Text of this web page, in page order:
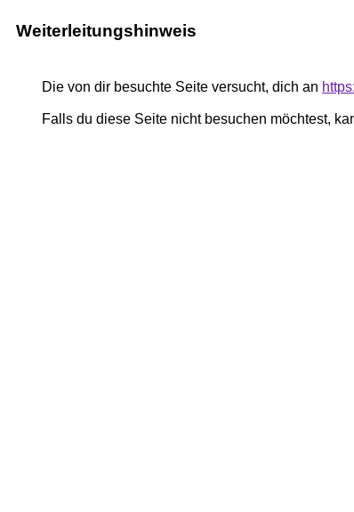
Weiterleitungshinweis
Die von dir besuchte Seite versucht, dich an
Falls du diese Seite nicht besuchen möchtest,